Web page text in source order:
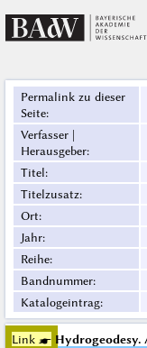
Permalink zu dieser
Seite:
Verfasser |
Herausgeber:
Titel:
Titelzusatz:
Ort:
Jahr:
Reihe:
Bandnummer:
Katalogeintrag:
Link ☛ Hydrogeodesy.